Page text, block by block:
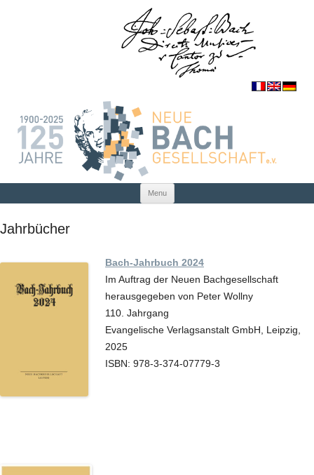
Menu Skip to content
Jahrbücher
Bach-Jahrbuch 2024
Im Auftrag der Neuen Bachgesellschaft
herausgegeben von Peter Wollny
110. Jahrgang
Evangelische Verlagsanstalt GmbH, Leipzig,
2025
ISBN: 978-3-374-07779-3